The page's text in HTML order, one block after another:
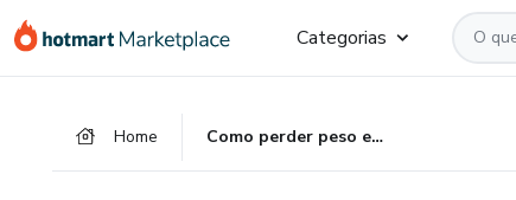
para
para
para
Categorias
Home Como perder peso em 40 dias